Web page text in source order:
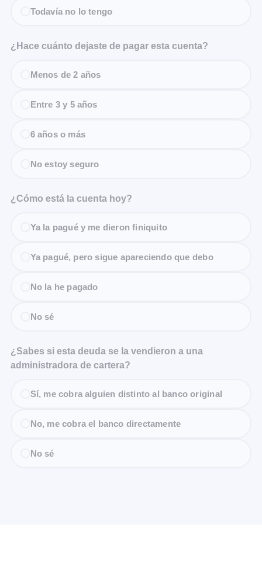
Todavía no lo tengo
¿Hace cuánto dejaste de pagar esta cuenta?
Menos de 2 años
Entre 3 y 5 años
6 años o más
No estoy seguro
¿Cómo está la cuenta hoy?
Ya la pagué y me dieron finiquito
Ya pagué, pero sigue apareciendo que debo
No la he pagado
No sé
¿Sabes si esta deuda se la vendieron a una
administradora de cartera?
Sí, me cobra alguien distinto al banco original
No, me cobra el banco directamente
No sé